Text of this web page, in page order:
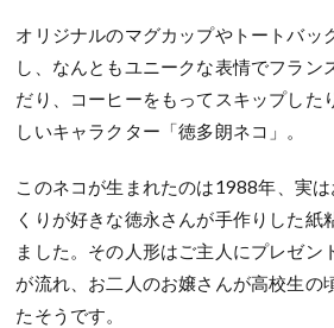
オリジナルのマグカップやトートバッ
し、なんともユニークな表情でフラン
だり、コーヒーをもってスキップした
しいキャラクター「徳多朗ネコ」。
このネコが生まれたのは1988年、実
くりが好きな徳永さんが手作りした紙
ました。その人形はご主人にプレゼン
が流れ、お二人のお嬢さんが高校生の
たそうです。